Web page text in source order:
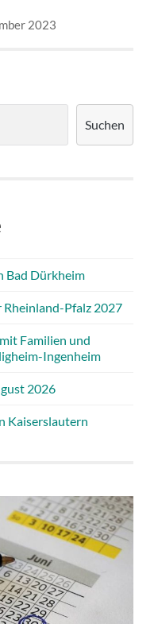
2023
Suchen
Bad Dürkheim
Pfalz 2027
Familien und
Ingenheim
2026
Kaiserslautern